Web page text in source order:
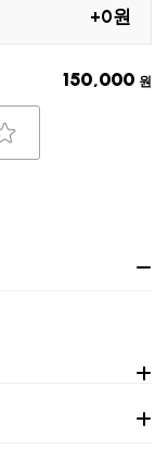
+0원
150,000 원